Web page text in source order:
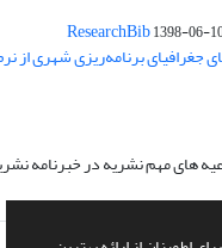
1398-06-
برنامه‌ریزی شهری از
های مهم نشریه در خبرنامه